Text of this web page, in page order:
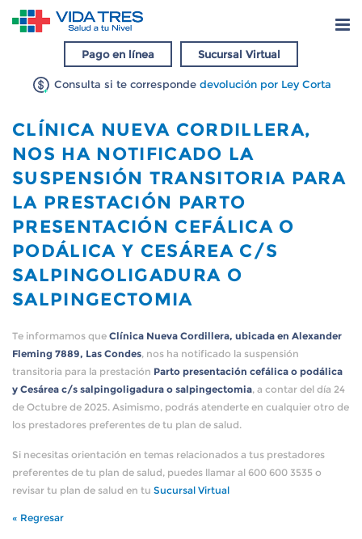
Pago en línea Sucursal Virtual
Consulta si te corresponde devolución por Ley Corta
CLÍNICA NUEVA CORDILLERA,
NOS HA NOTIFICADO LA
SUSPENSIÓN TRANSITORIA PARA
LA PRESTACIÓN PARTO
PRESENTACIÓN CEFÁLICA O
PODÁLICA Y CESÁREA C/S
SALPINGOLIGADURA O
SALPINGECTOMIA
Te informamos que Clínica Nueva Cordillera, ubicada en Alexander
Fleming 7889, Las Condes, nos ha notificado la suspensión
transitoria para la prestación Parto presentación cefálica o podálica
y Cesárea c/s salpingoligadura o salpingectomia, a contar del día 24
de Octubre de 2025. Asimismo, podrás atenderte en cualquier otro de
los prestadores preferentes de tu plan de salud.
Si necesitas orientación en temas relacionados a tus prestadores
preferentes de tu plan de salud, puedes llamar al 600 600 3535 o
revisar tu plan de salud en tu Sucursal Virtual
« Regresar